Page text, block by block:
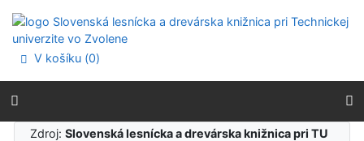
Prejsť na menu
Prehlásenie o webovej prístupnosti
V košíku (0)
Výsledky vyhľadávania
Zdroj:Slovenská lesnícka a drevárska knižnica pri TU